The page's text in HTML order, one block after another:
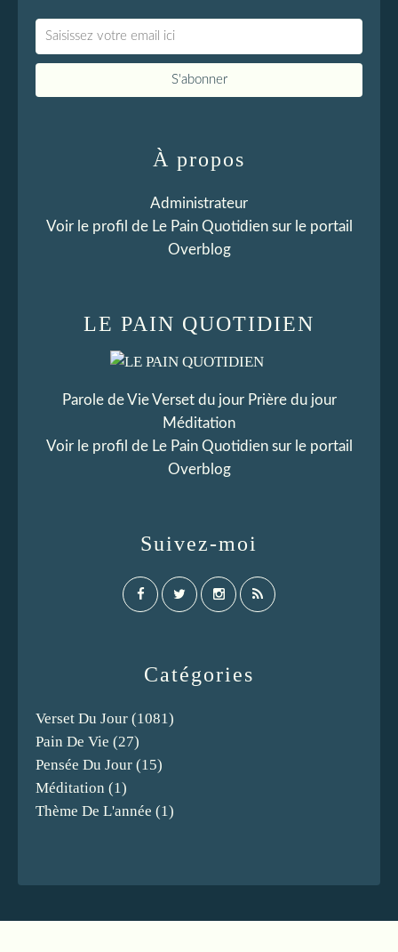
Catégories
Verset Du Jour (1081)
Pain De Vie (27)
Pensée Du Jour (15)
Méditation (1)
Thème De L'année (1)
LE PAIN QUOTIDIEN
Parole de Vie Verset du jour Prière du jour
Méditation
Voir le profil de Le Pain Quotidiensur le portail
Overblog
Suivez-moi
À propos
Administrateur
Voir le profil de Le Pain Quotidiensur le portail
Overblog